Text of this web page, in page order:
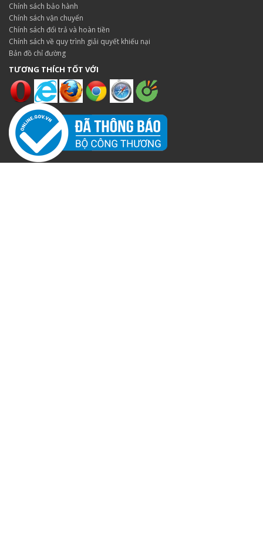
Chính sách bảo hành
Chính sách vận chuyển
Chính sách đổi trả và hoàn tiền
Chính sách về quy trình giải quyết khiếu nại
Bản đồ chỉ đường
TƯƠNG THÍCH TỐT VỚI